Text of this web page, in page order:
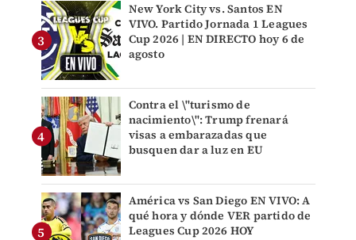
New York City vs. Santos EN
VIVO. Partido Jornada 1 Leagues
Cup 2026 | EN DIRECTO hoy 6 de
agosto
Contra el \"turismo de
nacimiento\": Trump frenará
visas a embarazadas que
busquen dar a luz en EU
América vs San Diego EN VIVO: A
qué hora y dónde VER partido de
Leagues Cup 2026 HOY